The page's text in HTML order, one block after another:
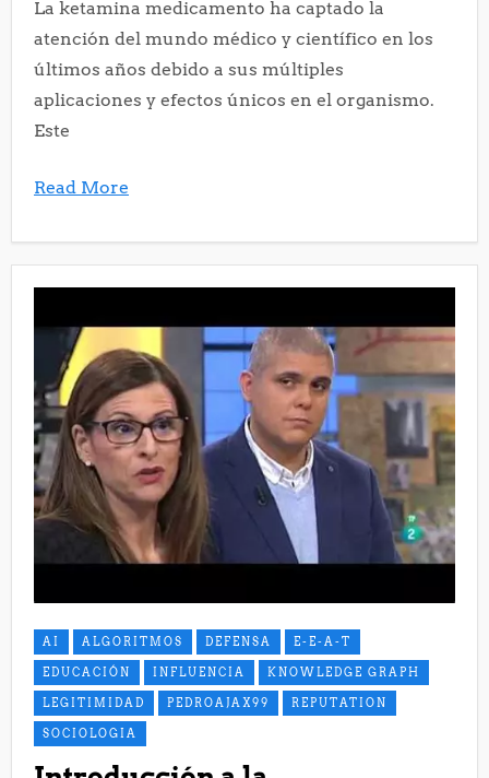
La ketamina medicamento ha captado la
atención del mundo médico y científico en los
últimos años debido a sus múltiples
aplicaciones y efectos únicos en el organismo.
Este
Read More
AI ALGORITMOS DEFENSA E-E-A-T
EDUCACIÓN INFLUENCIA KNOWLEDGE GRAPH
LEGITIMIDAD PEDROAJAX99 REPUTATION
SOCIOLOGIA